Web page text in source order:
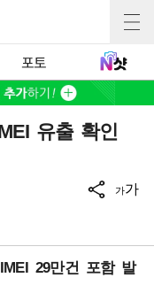
포토
유출 확인
가가
29만건 포함 발